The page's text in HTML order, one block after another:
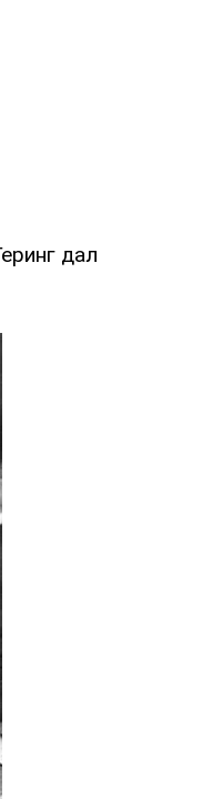
дал